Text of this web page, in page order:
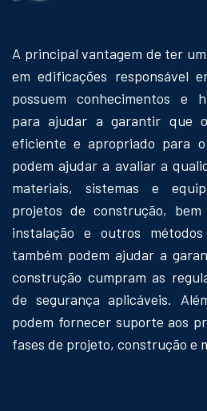
A principal vantagem de ter
em edificações responsável
possuem conhecimentos e
para ajudar a garantir que
eficiente e apropriado para
podem ajudar a avaliar a
materiais, sistemas e
projetos de construção,
instalação e outros
também podem ajudar a
construção cumpram as
de segurança aplicáveis.
podem fornecer suporte aos
fases de projeto, construção e